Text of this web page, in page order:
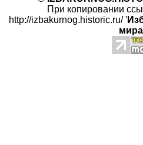
При копировании
http://izbakurnog.historic.ru/ '
мира